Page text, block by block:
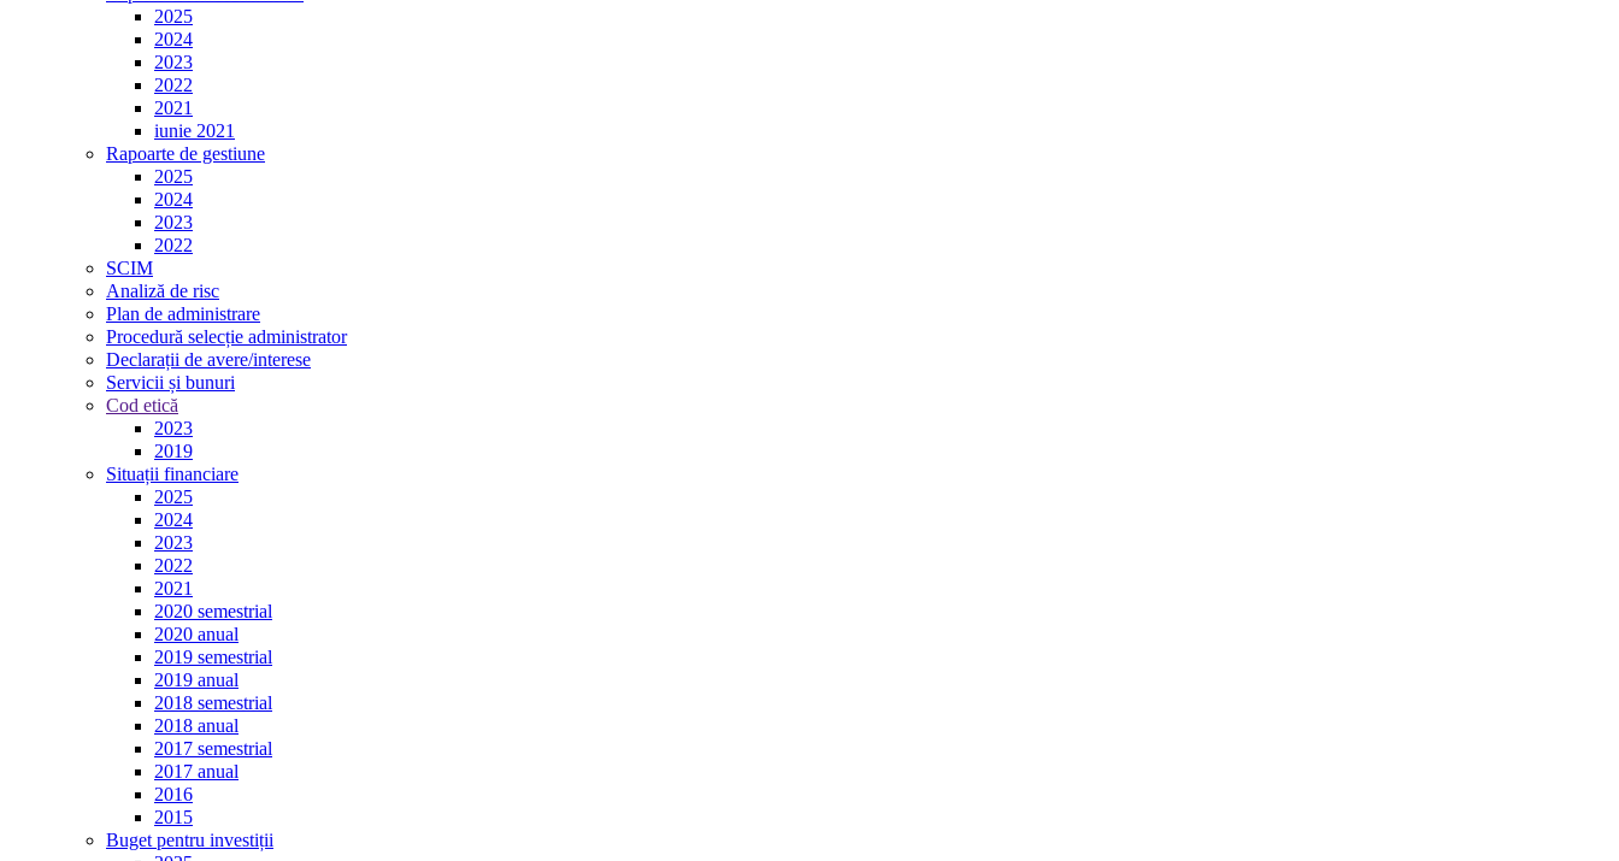
2025
2024
2023
2022
2021
iunie 2021
Rapoarte de gestiune
2025
2024
2023
2022
SCIM
Analiză de risc
Plan de administrare
Procedură selecție administrator
Declarații de avere/interese
Servicii și bunuri
Cod etică
2023
2019
Situații financiare
2025
2024
2023
2022
2021
2020 semestrial
2020 anual
2019 semestrial
2019 anual
2018 semestrial
2018 anual
2017 semestrial
2017 anual
2016
2015
Buget pentru investiții